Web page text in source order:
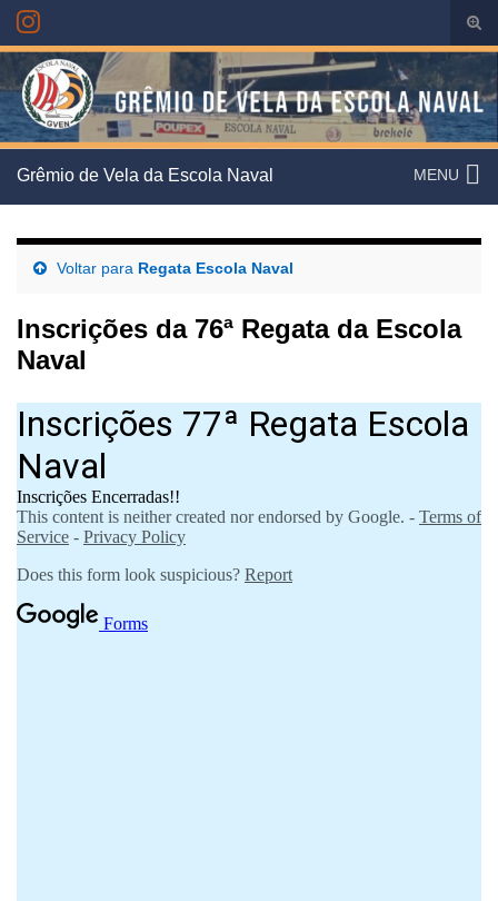
Search for:
Grêmio de Vela da Escola Naval MENU
Voltar para Regata Escola Naval
Inscrições da 76ª Regata da Escola
Naval